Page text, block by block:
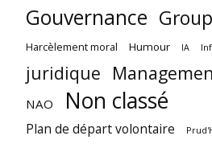
Gouvernance
Harcèlement moral Humour IA
juridique
NAO Non classé
Plan de départ volontaire